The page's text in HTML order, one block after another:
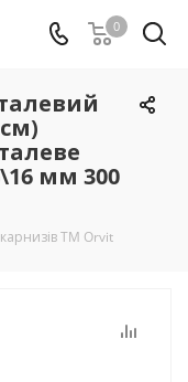
0
мм 300
TM Orvit